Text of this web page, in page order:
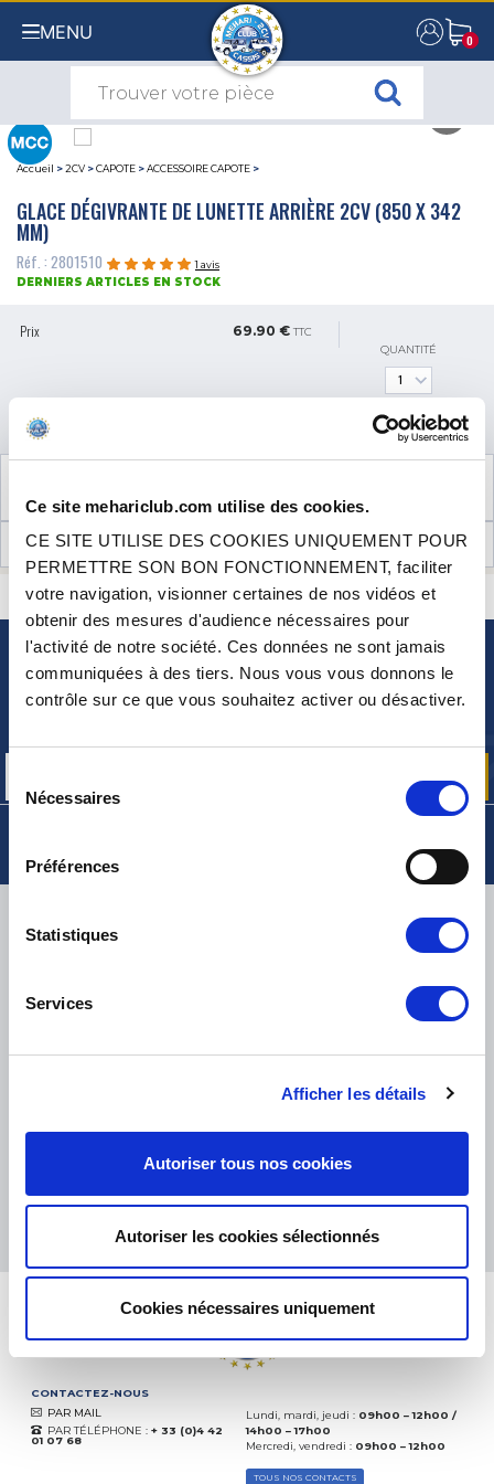
Ce site mehariclub.com utilise des cookies.
CE SITE UTILISE DES COOKIES UNIQUEMENT POUR
PERMETTRE SON BON FONCTIONNEMENT, faciliter
votre navigation, visionner certaines de nos vidéos et
obtenir des mesures d'audience nécessaires pour
l'activité de notre société. Ces données ne sont jamais
communiquées à des tiers. Nous vous vous donnons le
contrôle sur ce que vous souhaitez activer ou désactiver.
du Nécessaires
Préférences
Statistiques
Services
Afficher les détails
Autoriser tous nos cookies
Autoriser les cookies sélectionnés
Cookies nécessaires uniquement
MENU 0
0
Accueil >2CV >CAPOTE >ACCESSOIRE CAPOTE >
GLACE DÉGIVRANTE DE LUNETTE ARRIÈRE 2CV (850 X 342
MM)
Réf. : 2801510
1 avis
DERNIERS ARTICLES EN STOCK
Prix 69.90 € TTC
QUANTITÉ
NÉCESSAIRES AU MONTAGE
AVIS CLIENTS (1)
UNE QUESTION ? BESOIN D 'AIDE ? CONTACTEZ-NOUS
NEWSLETTER
Inscrivez-vous pour recevoir gratuitement
06.08.2026 PLUS
CONTACTEZ-NOUS
PAR MAIL
PAR TÉLÉPHONE : + 33 (0)4 42
01 07 68
Lundi, mardi, jeudi : 09h00 – 12h00 /
14h00 – 17h00
Mercredi, vendredi : 09h00 – 12h00
TOUS NOS CONTACTS